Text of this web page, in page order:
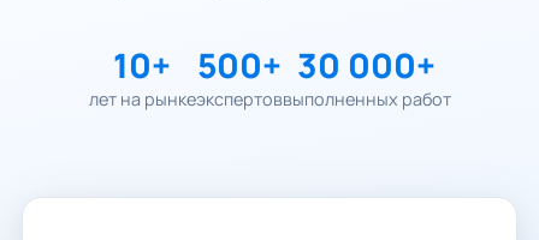
10+
лет на рынке
500+
экспертов
30 000+
выполненных работ